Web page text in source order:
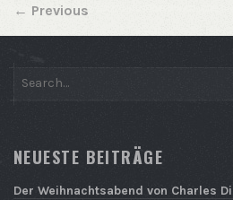
← Previous
NEUESTE BEITRÄGE
Der Weihnachtsabend von Charles